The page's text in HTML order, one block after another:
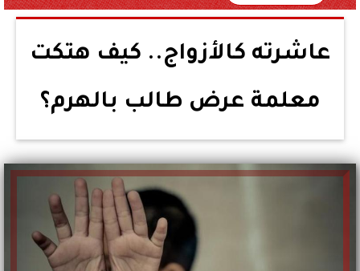
عاشرته كالأزواج.. كيف هتكت
معلمة عرض طالب بالهرم؟